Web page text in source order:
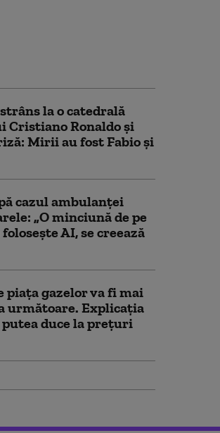
la o catedrală
Cristiano Ronaldo şi
Mirii au fost Fabio şi
cazul ambulanței
„O minciună de pe
AI, se creează
piaţa gazelor va fi mai
următoare. Explicația
duce la preţuri